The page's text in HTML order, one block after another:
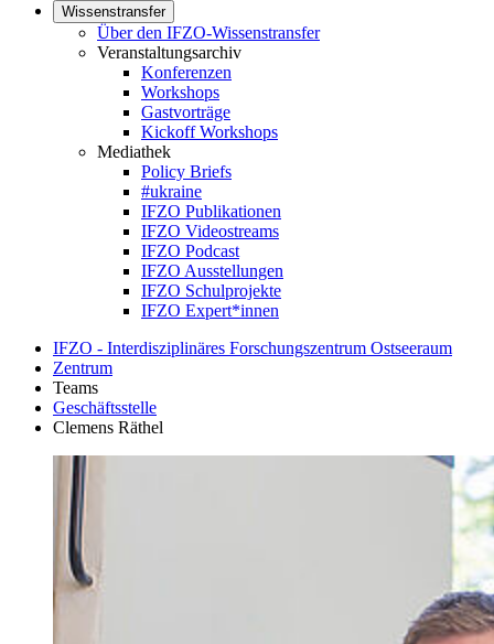
Wissenstransfer
Über den IFZO-Wissenstransfer
Veranstaltungsarchiv
Konferenzen
Workshops
Gastvorträge
Kickoff Workshops
Mediathek
Policy Briefs
#ukraine
IFZO Publikationen
IFZO Videostreams
IFZO Podcast
IFZO Ausstellungen
IFZO Schulprojekte
IFZO Expert*innen
IFZO - Interdisziplinäres Forschungszentrum Ostseeraum
Zentrum
Teams
Geschäftsstelle
Clemens Räthel